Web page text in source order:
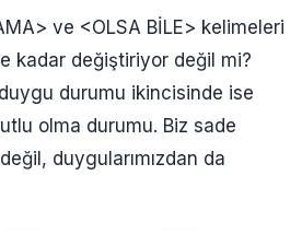
ve <OLSA BİLE> kelimeleri
kadar değiştiriyor değil mi?
durumu ikincisinde ise
olma durumu. Biz sade
duygularımızdan da